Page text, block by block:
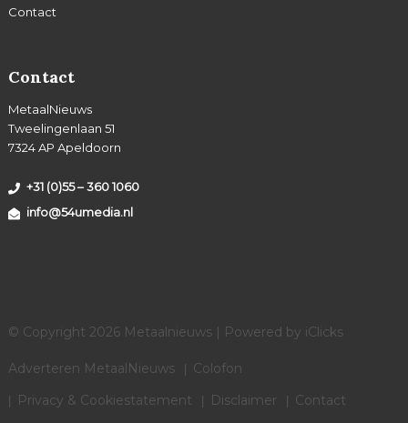
Contact
Contact
MetaalNieuws
Tweelingenlaan 51
7324 AP Apeldoorn
+31 (0)55 – 360 1060
info@54umedia.nl
© Copyright 2026 Metaalnieuws | Powered by iClicks
Adverteren MetaalNieuws
Colofon
Privacy & Cookiestatement
Disclaimer Contact